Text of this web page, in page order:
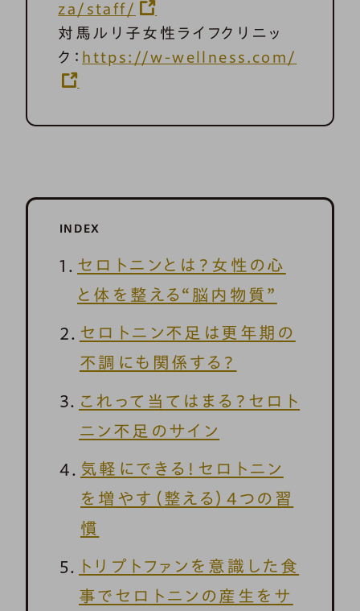
za/staff/
対馬ルリ子女性ライフクリニッ
ク： https://w-wellness.com/
INDEX
セロトニンとは？女性の心
と体を整える“脳内物質”
セロトニン不足は更年期の
不調にも関係する？
これって当てはまる？セロト
ニン不足のサイン
気軽にできる！セロトニン
を増やす（整える）4つの習
慣
トリプトファンを意識した食
事でセロトニンの産生をサ